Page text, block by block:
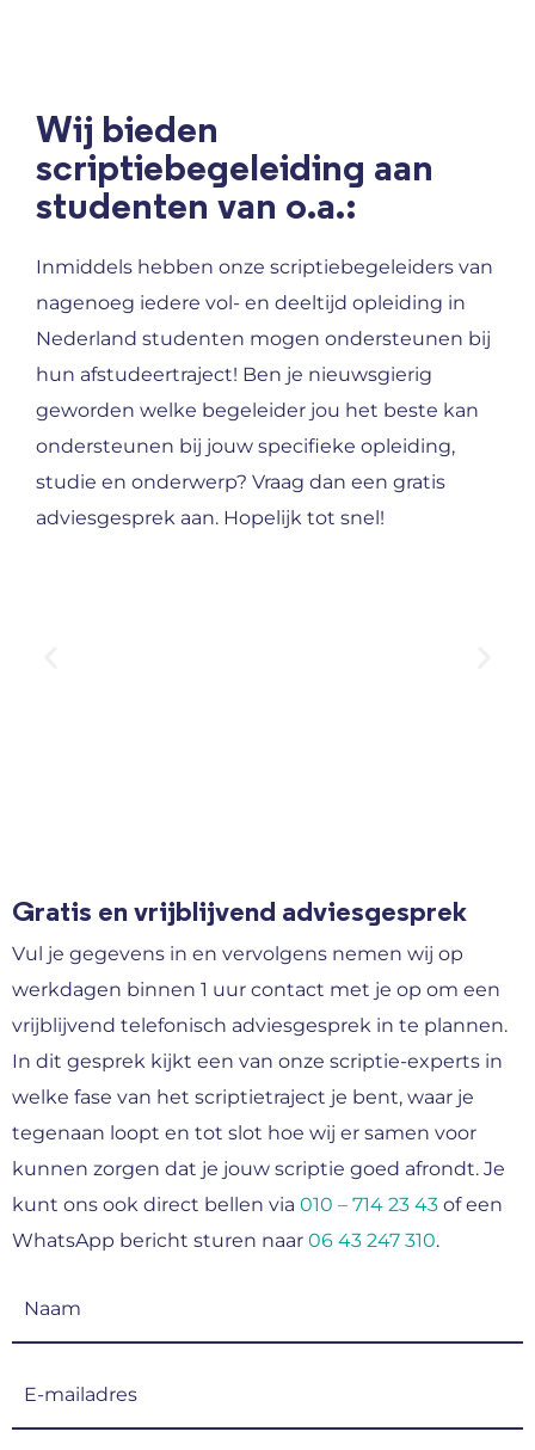
Wij bieden
scriptiebegeleiding aan
studenten van o.a.:
Inmiddels hebben onze scriptiebegeleiders van
nagenoeg iedere vol- en deeltijd opleiding in
Nederland studenten mogen ondersteunen bij
hun afstudeertraject! Ben je nieuwsgierig
geworden welke begeleider jou het beste kan
ondersteunen bij jouw specifieke opleiding,
studie en onderwerp? Vraag dan een gratis
adviesgesprek aan. Hopelijk tot snel!
Gratis en vrijblijvend adviesgesprek
Vul je gegevens in en vervolgens nemen wij op
werkdagen binnen 1 uur contact met je op om een
vrijblijvend telefonisch adviesgesprek in te plannen.
In dit gesprek kijkt een van onze scriptie-experts in
welke fase van het scriptietraject je bent, waar je
tegenaan loopt en tot slot hoe wij er samen voor
kunnen zorgen dat je jouw scriptie goed afrondt. Je
kunt ons ook direct bellen via 010 – 714 23 43 of een
WhatsApp bericht sturen naar 06 43 247 310.